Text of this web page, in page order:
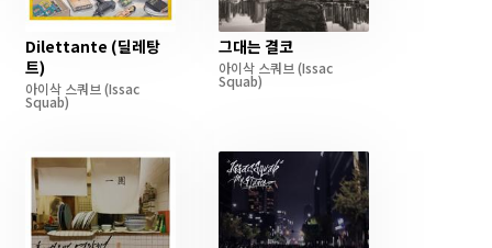
Dilettante (딜레탕
트)
아이삭 스쿼브 (Issac
Squab)
그대는 결코
아이삭 스쿼브 (Issac
Squab)